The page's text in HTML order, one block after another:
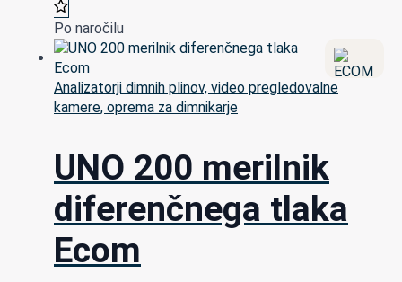
Po naročilu
Analizatorji dimnih plinov, video pregledovalne
kamere, oprema za dimnikarje
UNO 200 merilnik
diferenčnega tlaka
Ecom